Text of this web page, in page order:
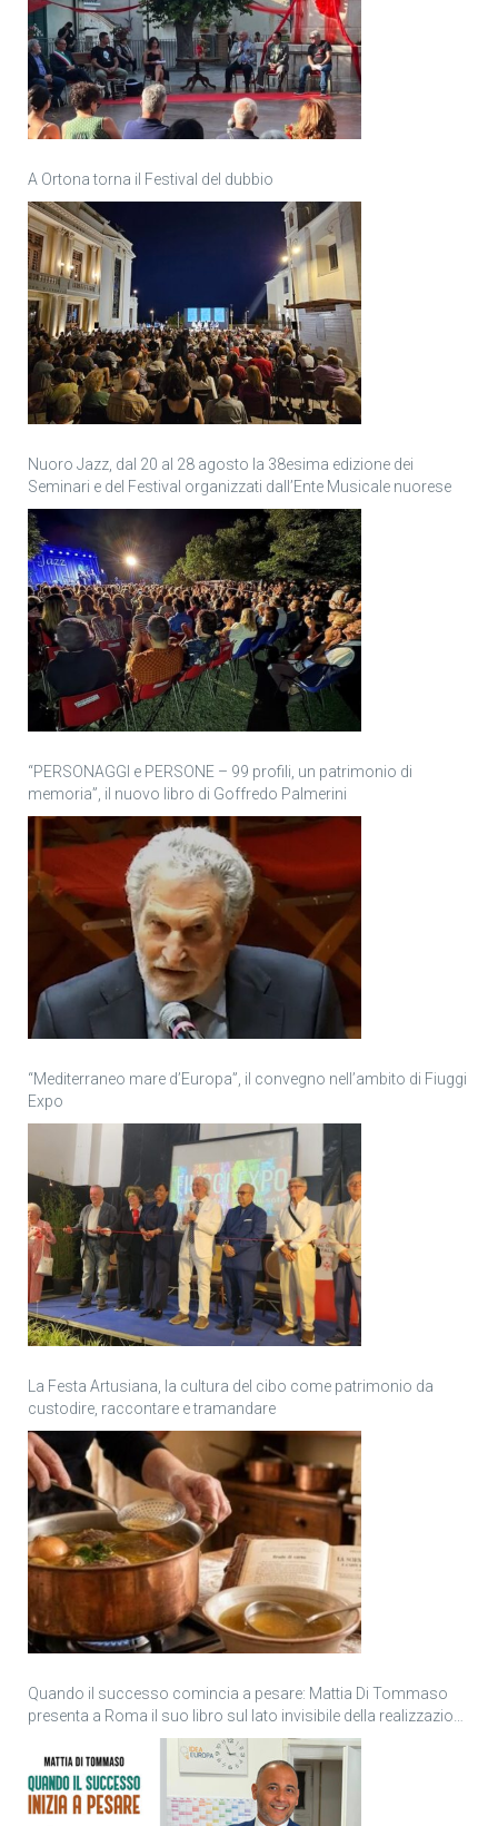
A Ortona torna il Festival del dubbio
Nuoro Jazz, dal 20 al 28 agosto la 38esima edizione dei
Seminari e del Festival organizzati dall’Ente Musicale nuorese
“PERSONAGGI e PERSONE – 99 profili, un patrimonio di
memoria”, il nuovo libro di Goffredo Palmerini
“Mediterraneo mare d’Europa”, il convegno nell’ambito di Fiuggi
Expo
La Festa Artusiana, la cultura del cibo come patrimonio da
custodire, raccontare e tramandare
Quando il successo comincia a pesare: Mattia Di Tommaso
presenta a Roma il suo libro sul lato invisibile della realizzazione